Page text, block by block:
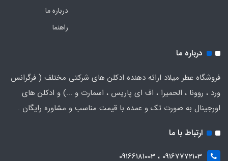
درباره ما
راهنما
درباره ما
فروشگاه عطر میلاد ارائه دهنده ادکلن های شرکتی مختلف ( فرگرانس
ورد ، روونا ، الحمیرا ، اف ای پاریس ، اسمارت و ...) و ادکلن های
اورجینال به صورت تک و عمده با قیمت مناسب و مشاوره رایگان .
ارتباط با ما
09167772103 ، 09166181003